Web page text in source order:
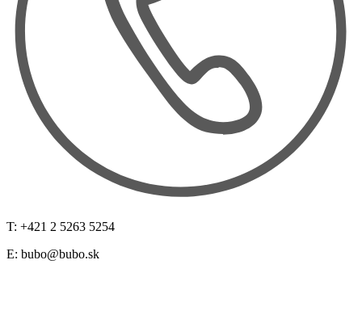
T: +421 2 5263 5254
E: bubo@bubo.sk